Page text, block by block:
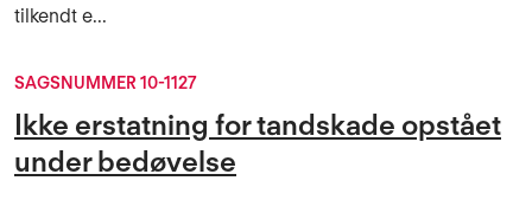
tilkendt e...
SAGSNUMMER 10-1127
Ikke erstatning for tandskade opstået
under bedøvelse